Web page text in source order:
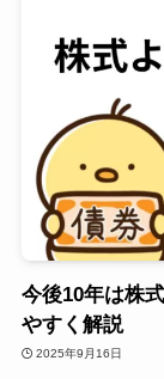
今後10年は株
やすく解説
2025年9月16日